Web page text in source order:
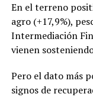
En el terreno
agro (+17,9%),
Intermediación
vienen
Pero el dato más
signos de